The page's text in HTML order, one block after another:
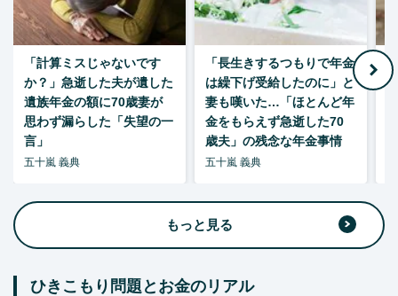
「計算ミスじゃないです
か？」急逝した夫が遺した
遺族年金の額に70歳妻が
思わず漏らした「失望の一
言」
五十嵐 義典
「長生きするつもりで年金
は繰下げ受給したのに」と
妻も嘆いた…「ほとんど年
金をもらえず急逝した70
歳夫」の残念な年金事情
五十嵐 義典
もっと見る
ひきこもり問題とお金のリアル